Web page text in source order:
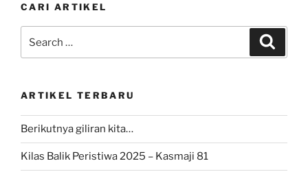
CARI ARTIKEL
for:
ARTIKEL TERBARU
Berikutnya giliran kita…
Kilas Balik Peristiwa 2025 – Kasmaji 81